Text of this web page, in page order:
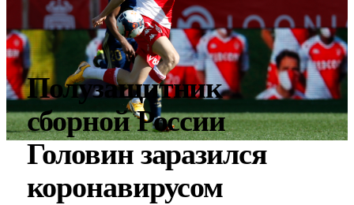
Полузащитник
сборной России
Головин заразился
коронавирусом